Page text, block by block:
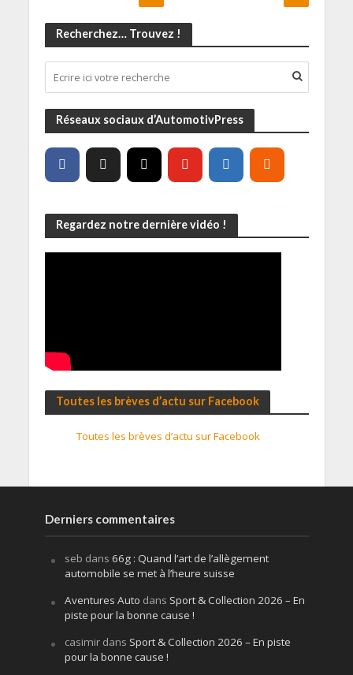
Recherchez… Trouvez !
Réseaux sociaux d’AutomotivPress
Regardez notre dernière vidéo !
Toutes les brèves d’actu sur Facebook
Toutes les brèves d’actu sur Facebook
Derniers commentaires
seb dans 66g : Quand l’art de l’allègement
automobile se met à l’heure suisse
Aventures Auto dans Sport & Collection 2026 – En
piste pour la bonne cause !
casimirdans Sport & Collection 2026 – En piste
pour la bonne cause !